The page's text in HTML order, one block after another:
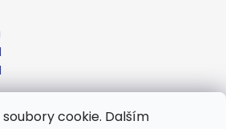
cookie. Dalším